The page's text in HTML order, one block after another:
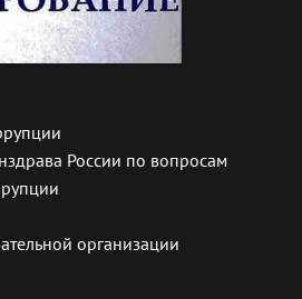
России по вопросам
организации